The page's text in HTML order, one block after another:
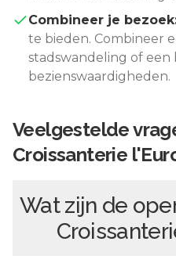
Combineer je
te bieden. Combineer
stadswandeling of een
bezienswaardigheden.
Veelgestelde
Croissanterie
Wat zijn de